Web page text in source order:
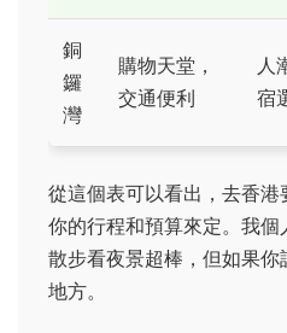
銅
鑼
灣
購物天堂，
交通便利
人
宿
從這個表可以看出，去香
你的行程和預算來定。我
散步看夜景超棒，但如果
地方。